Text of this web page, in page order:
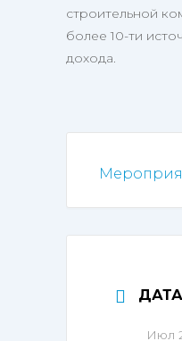
строительной
более 10-ти
дохода.
ДАТА
Июл